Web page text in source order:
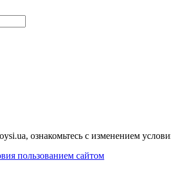
ознакомьтесь с изменением
пользованием сайтом